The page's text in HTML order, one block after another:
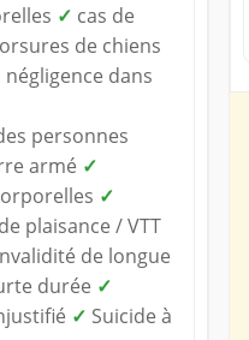
✓ cas de
de chiens
négligence dans
personnes
armé ✓
✓
plaisance / VTT
de longue
durée ✓
✓ Suicide à